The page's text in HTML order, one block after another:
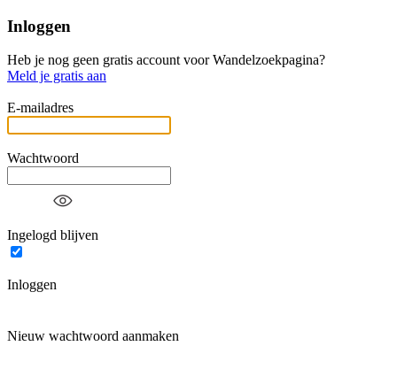
Inloggen
Heb je nog geen gratis account voor Wandelzoekpagina?
Meld je gratis aan
E-mailadres
Wachtwoord
Ingelogd blijven
Inloggen
Nieuw wachtwoord aanmaken